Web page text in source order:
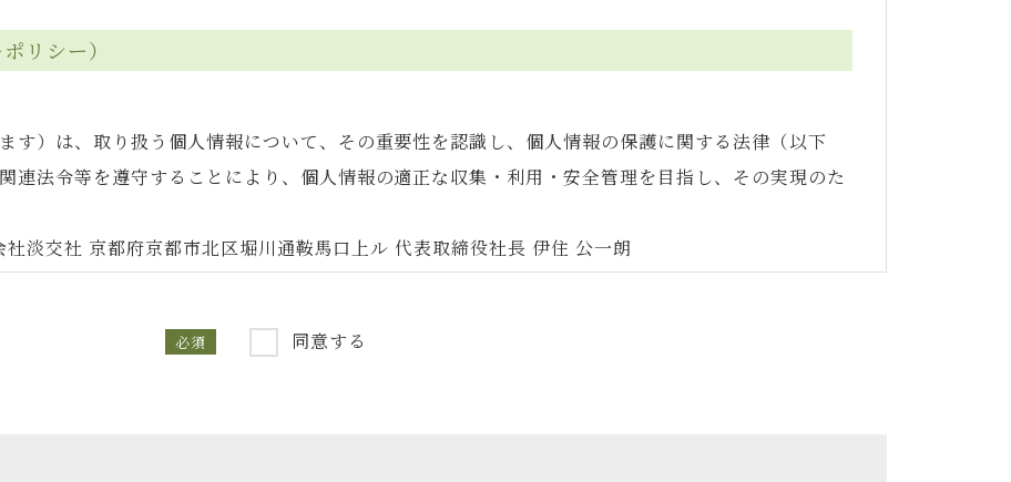
リシー）
す）は、取り扱う個人情報について、その重要性を認識し、個人情報の保護に関する法律（以下
連法令等を遵守することにより、個人情報の適正な収集・利用・安全管理を目指し、その実現のた
淡交社 京都府京都市北区堀川通鞍馬口上ル 代表取締役社長 伊住 公一朗
取得・収集に際して、偽りその他不正の手段により個人情報を取得せず、また、取り扱う個人情報
必須 同意する